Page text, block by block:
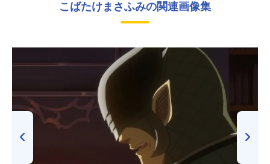
こばたけまさふみの関連画像集